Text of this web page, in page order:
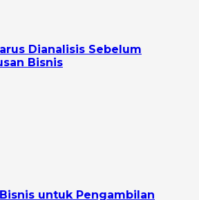
Dianalisis Sebelum
Bisnis
untuk Pengambilan